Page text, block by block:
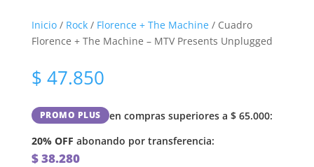
Inicio/ Rock/ Florence + The Machine/ Cuadro
Florence + The Machine – MTV Presents Unplugged
$ 47.850
PROMO PLUS en compras superiores a $65.000:
20% OFF abonando por transferencia:
$38.280